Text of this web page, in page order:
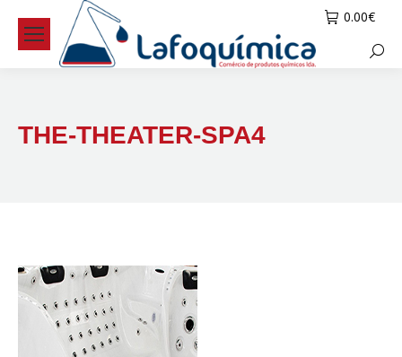
0.00€
THE-THEATER-SPA4